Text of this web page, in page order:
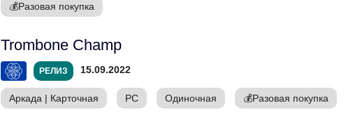
💰Разовая покупка
Trombone Champ
РЕЛИЗ 15.09.2022
Аркада | Карточная PC Одиночная 💰Разовая покупка